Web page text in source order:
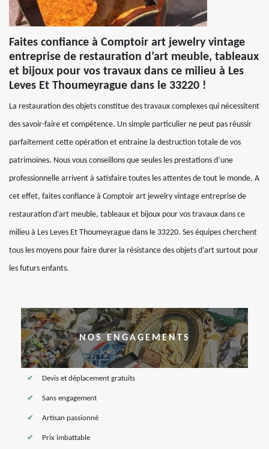
Faites confiance à Comptoir art jewelry vintage
entreprise de restauration d’art meuble, tableaux
et bijoux pour vos travaux dans ce milieu à Les
Leves Et Thoumeyrague dans le 33220 !
La restauration des objets constitue des travaux complexes qui nécessitent
des savoir-faire et compétence. Un simple particulier ne peut pas réussir
parfaitement cette opération et entraine la destruction totale de vos
patrimoines. Nous vous conseillons que seules les prestations d’une
professionnelle arrivent à satisfaire toutes les attentes de tout le monde. A
cet effet, faites confiance à Comptoir art jewelry vintage entreprise de
restauration d’art meuble, tableaux et bijoux pour vos travaux dans ce
milieu à Les Leves Et Thoumeyrague dans le 33220. Ses équipes cherchent
tous les moyens pour faire durer la résistance des objets d’art surtout pour
les futurs enfants.
NOS ENGAGEMENTS
Devis et déplacement gratuits
Sans engagement
Artisan passionné
Prix imbattable